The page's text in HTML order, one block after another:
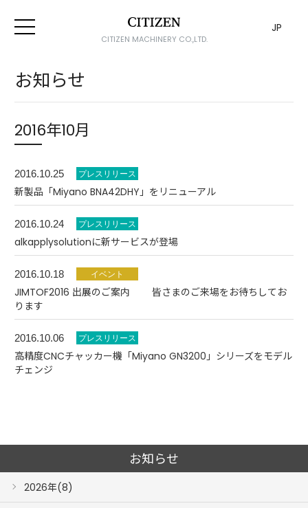
CITIZEN MACHINERY CO.,LTD.
JP
お知らせ
2016年10月
2016.10.25
新製品「Miyano BNA42DHY」をリニューアル
2016.10.24
alkapplysolutionに新サービスが登場
2016.10.18
JIMTOF2016 出展のご案内 皆さまのご来場をお待ちしてお
ります
2016.10.06
高精度CNCチャッカー機「Miyano GN3200」シリーズをモデル
チェンジ
お知らせ
2026年(8)